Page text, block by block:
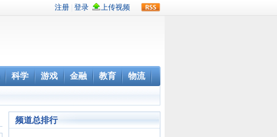
科学 游戏 金融 教育 物流
频道总排行